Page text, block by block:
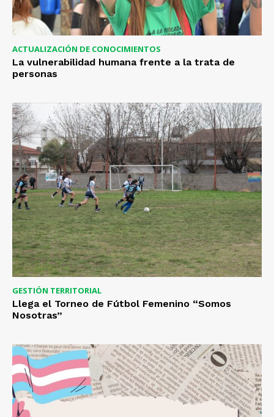
ACTUALIZACIÓN DE CONOCIMIENTOS
La vulnerabilidad humana frente a la trata de
personas
GESTIÓN TERRITORIAL
Llega el Torneo de Fútbol Femenino “Somos
Nosotras”